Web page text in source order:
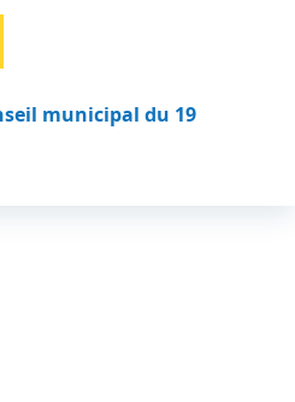
municipal du 19